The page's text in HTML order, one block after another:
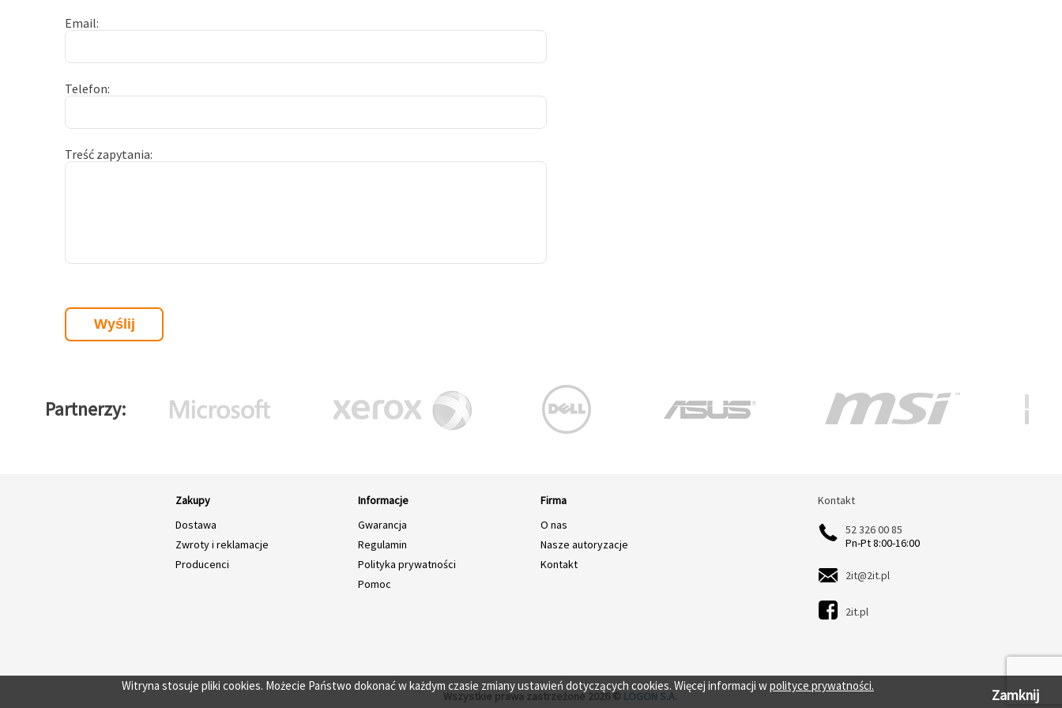
Email
Telefon
Treść zapytania
Partnerzy
Zakupy
Dostawa
Zwroty i reklamacje
Producenci
Informacje
Gwarancja
Regulamin
Polityka prywatności
Pomoc
Firma
O nas
Nasze autoryzacje
Kontakt
Kontakt
Kontakt
52 326 00 85
Pn-Pt 8:00-16:00
2it@2it.pl
2it.pl
Wszystkie prawa zastrzeżone 2026 © LOGON S.A.
Witryna stosuje pliki cookies. Możecie Państwo dokonać w każdym czasie zmiany ustawień dotyczących cookies. Więcej informacji wpolityce prywatności.
Zamknij